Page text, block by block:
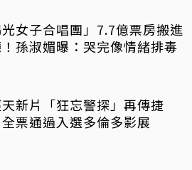
光女子合唱團」7.7億票房搬進
孫淑媚曝：哭完像情緒排毒
新片「狂忘警探」再傳捷
票通過入選多倫多影展